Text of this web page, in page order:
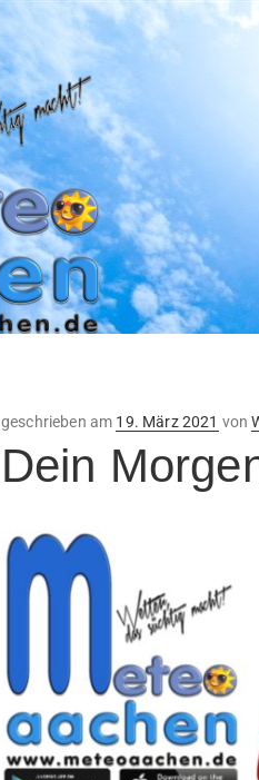
geschrieben am Veröffentlicht
am
19. März 2021 von
Dein